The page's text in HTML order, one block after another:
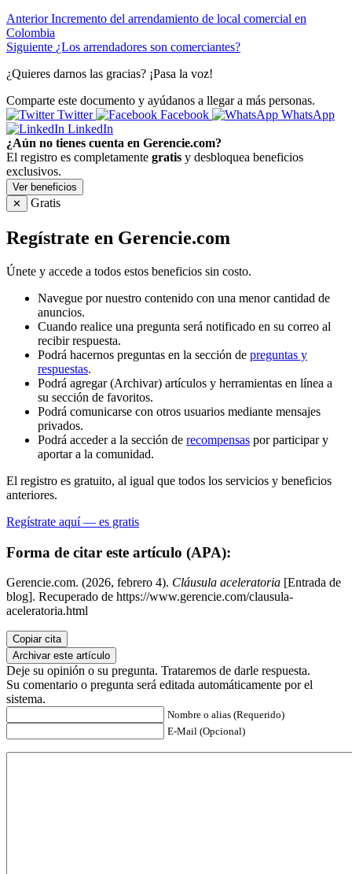
Anterior Incremento del arrendamiento de local comercial en
Colombia
Siguiente ¿Los arrendadores son comerciantes?
¿Quieres darnos las gracias? ¡Pasa la voz!
Comparte este documento y ayúdanos a llegar a más personas.
Twitter
Facebook
WhatsApp
LinkedIn
¿Aún no tienes cuenta en Gerencie.com?
El registro es completamente gratis y desbloquea beneficios
exclusivos.
Ver beneficios
✕
Gratis
Regístrate en Gerencie.com
Únete y accede a todos estos beneficios sin costo.
Navegue por nuestro contenido con una menor cantidad de
anuncios.
Cuando realice una pregunta será notificado en su correo al
recibir respuesta.
Podrá hacernos preguntas en la sección de preguntas y
respuestas.
Podrá agregar (Archivar) artículos y herramientas en línea a
su sección de favoritos.
Podrá comunicarse con otros usuarios mediante mensajes
privados.
Podrá acceder a la sección de recompensas por participar y
aportar a la comunidad.
El registro es gratuito, al igual que todos los servicios y beneficios
anteriores.
Regístrate aquí — es gratis
Forma de citar este artículo (APA):
Gerencie.com. (2026, febrero 4). Cláusula aceleratoria [Entrada de
blog]. Recuperado de https://www.gerencie.com/clausula-
aceleratoria.html
Copiar cita
Archivar este artículo
Deje su opinión o su pregunta. Trataremos de darle respuesta.
Su comentario o pregunta será editada automáticamente por el
sistema.
Nombre o alias (Requerido)
E-Mail (Opcional)